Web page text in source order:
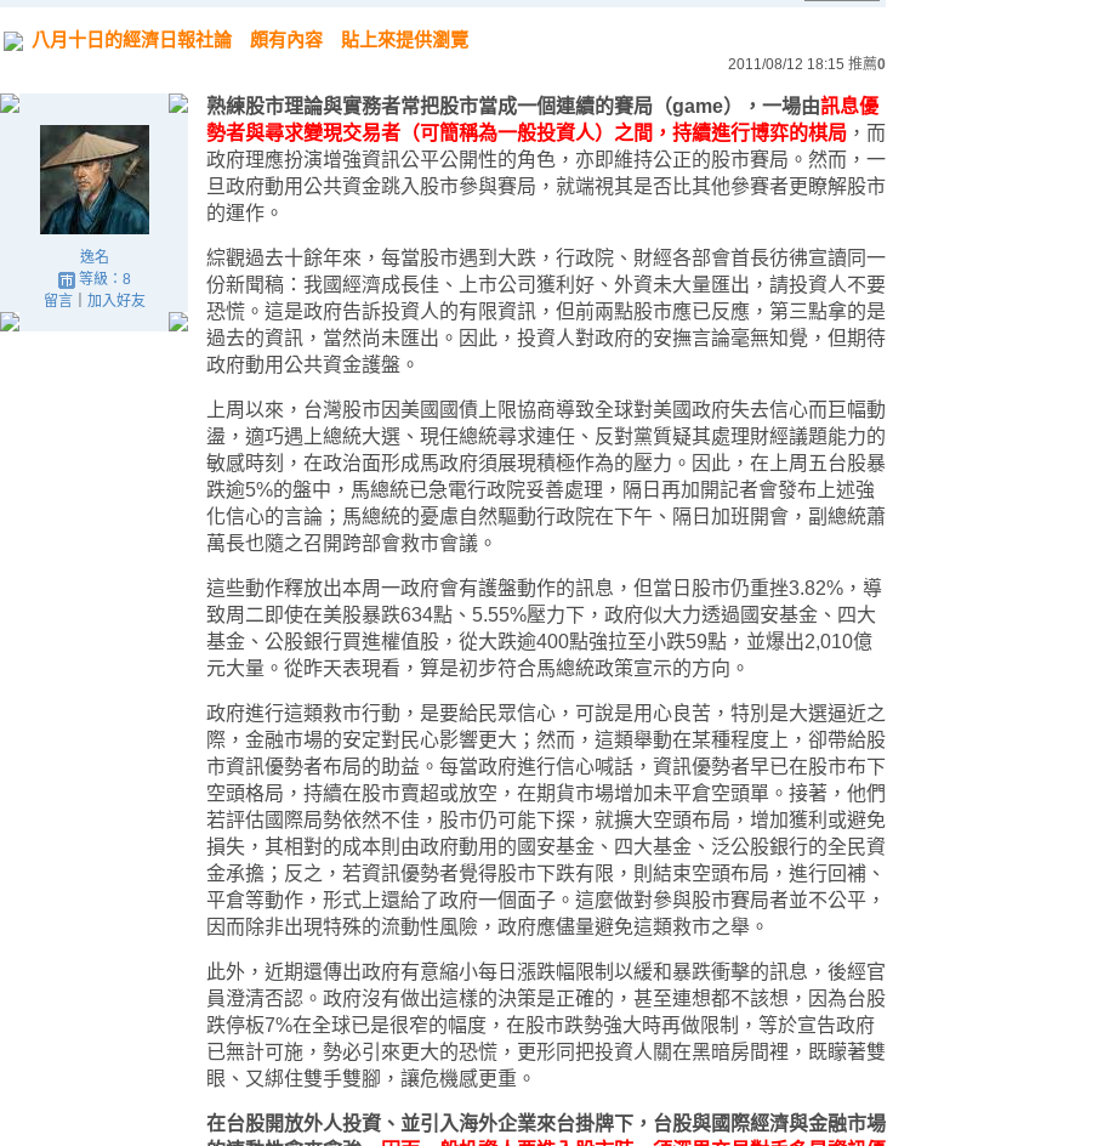
八月十日的經濟日報社論 頗有內容 貼上來提供瀏覽
2011/08/12 18:15 推薦0
逸名
等級：8
留言｜ 加入好友
熟練股市理論與實務者常把股市當成一個連續的賽局（game），一場由訊息優
勢者與尋求變現交易者（可簡稱為一般投資人）之間，持續進行博弈的棋局 ，而
政府理應扮演增強資訊公平公開性的角色，亦即維持公正的股市賽局。然而，一
旦政府動用公共資金跳入股市參與賽局，就端視其是否比其他參賽者更瞭解股市
的運作。
綜觀過去十餘年來，每當股市遇到大跌，行政院、財經各部會首長彷彿宣讀同一
份新聞稿：我國經濟成長佳、上市公司獲利好、外資未大量匯出，請投資人不要
恐慌。這是政府告訴投資人的有限資訊，但前兩點股市應已反應，第三點拿的是
過去的資訊，當然尚未匯出。因此，投資人對政府的安撫言論毫無知覺，但期待
政府動用公共資金護盤。
上周以來，台灣股市因美國國債上限協商導致全球對美國政府失去信心而巨幅動
盪，適巧遇上總統大選、現任總統尋求連任、反對黨質疑其處理財經議題能力的
敏感時刻，在政治面形成馬政府須展現積極作為的壓力。因此，在上周五台股暴
跌逾5%的盤中，馬總統已急電行政院妥善處理，隔日再加開記者會發布上述強
化信心的言論；馬總統的憂慮自然驅動行政院在下午、隔日加班開會，副總統蕭
萬長也隨之召開跨部會救市會議。
這些動作釋放出本周一政府會有護盤動作的訊息，但當日股市仍重挫3.82%，導
致周二即使在美股暴跌634點、5.55%壓力下，政府似大力透過國安基金、四大
基金、公股銀行買進權值股，從大跌逾400點強拉至小跌59點，並爆出2,010億
元大量。從昨天表現看，算是初步符合馬總統政策宣示的方向。
政府進行這類救市行動，是要給民眾信心，可說是用心良苦，特別是大選逼近之
際，金融市場的安定對民心影響更大；然而，這類舉動在某種程度上，卻帶給股
市資訊優勢者布局的助益。每當政府進行信心喊話，資訊優勢者早已在股市布下
空頭格局，持續在股市賣超或放空，在期貨市場增加未平倉空頭單。接著，他們
若評估國際局勢依然不佳，股市仍可能下探，就擴大空頭布局，增加獲利或避免
損失，其相對的成本則由政府動用的國安基金、四大基金、泛公股銀行的全民資
金承擔；反之，若資訊優勢者覺得股市下跌有限，則結束空頭布局，進行回補、
平倉等動作，形式上還給了政府一個面子。這麼做對參與股市賽局者並不公平，
因而除非出現特殊的流動性風險，政府應儘量避免這類救市之舉。
此外，近期還傳出政府有意縮小每日漲跌幅限制以緩和暴跌衝擊的訊息，後經官
員澄清否認。政府沒有做出這樣的決策是正確的，甚至連想都不該想，因為台股
跌停板7%在全球已是很窄的幅度，在股市跌勢強大時再做限制，等於宣告政府
已無計可施，勢必引來更大的恐慌，更形同把投資人關在黑暗房間裡，既矇著雙
眼、又綁住雙手雙腳，讓危機感更重。
在台股開放外人投資、並引入海外企業來台掛牌下，台股與國際經濟與金融市場